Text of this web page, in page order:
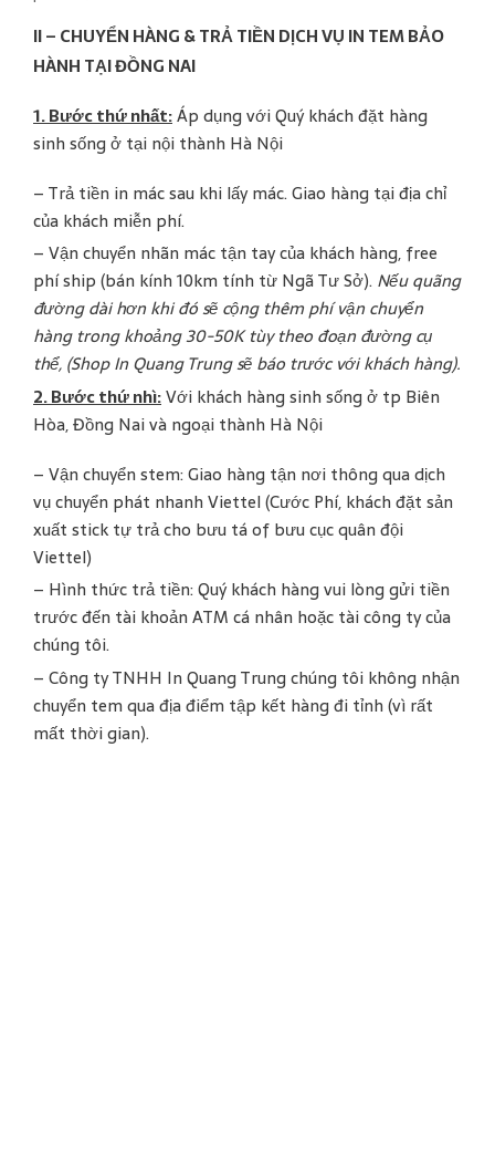
II – CHUYỂN HÀNG & TRẢ TIỀN DỊCH VỤ IN TEM BẢO
HÀNH TẠI ĐỒNG NAI
1. Bước thứ nhất:Áp dụng với Quý khách đặt hàng
sinh sống ở tại nội thành Hà Nội
– Trả tiền in mác sau khi lấy mác. Giao hàng tại địa chỉ
của khách miễn phí.
– Vận chuyển nhãn mác tận tay của khách hàng, free
phí ship (bán kính 10km tính từ Ngã Tư Sở). Nếu quãng
đường dài hơn khi đó sẽ cộng thêm phí vận chuyển
hàng trong khoảng 30-50K tùy theo đoạn đường cụ
thể, (Shop In Quang Trung sẽ báo trước với khách hàng).
2. Bước thứ nhì:Với khách hàng sinh sống ở tp Biên
Hòa, Đồng Nai và ngoại thành Hà Nội
– Vận chuyển stem: Giao hàng tận nơi thông qua dịch
vụ chuyển phát nhanh Viettel (Cước Phí, khách đặt sản
xuất stick tự trả cho bưu tá of bưu cục quân đội
Viettel)
– Hình thức trả tiền: Quý khách hàng vui lòng gửi tiền
trước đến tài khoản ATM cá nhân hoặc tài công ty của
chúng tôi.
– Công ty TNHH In Quang Trung chúng tôi không nhận
chuyển tem qua địa điểm tập kết hàng đi tỉnh (vì rất
mất thời gian).